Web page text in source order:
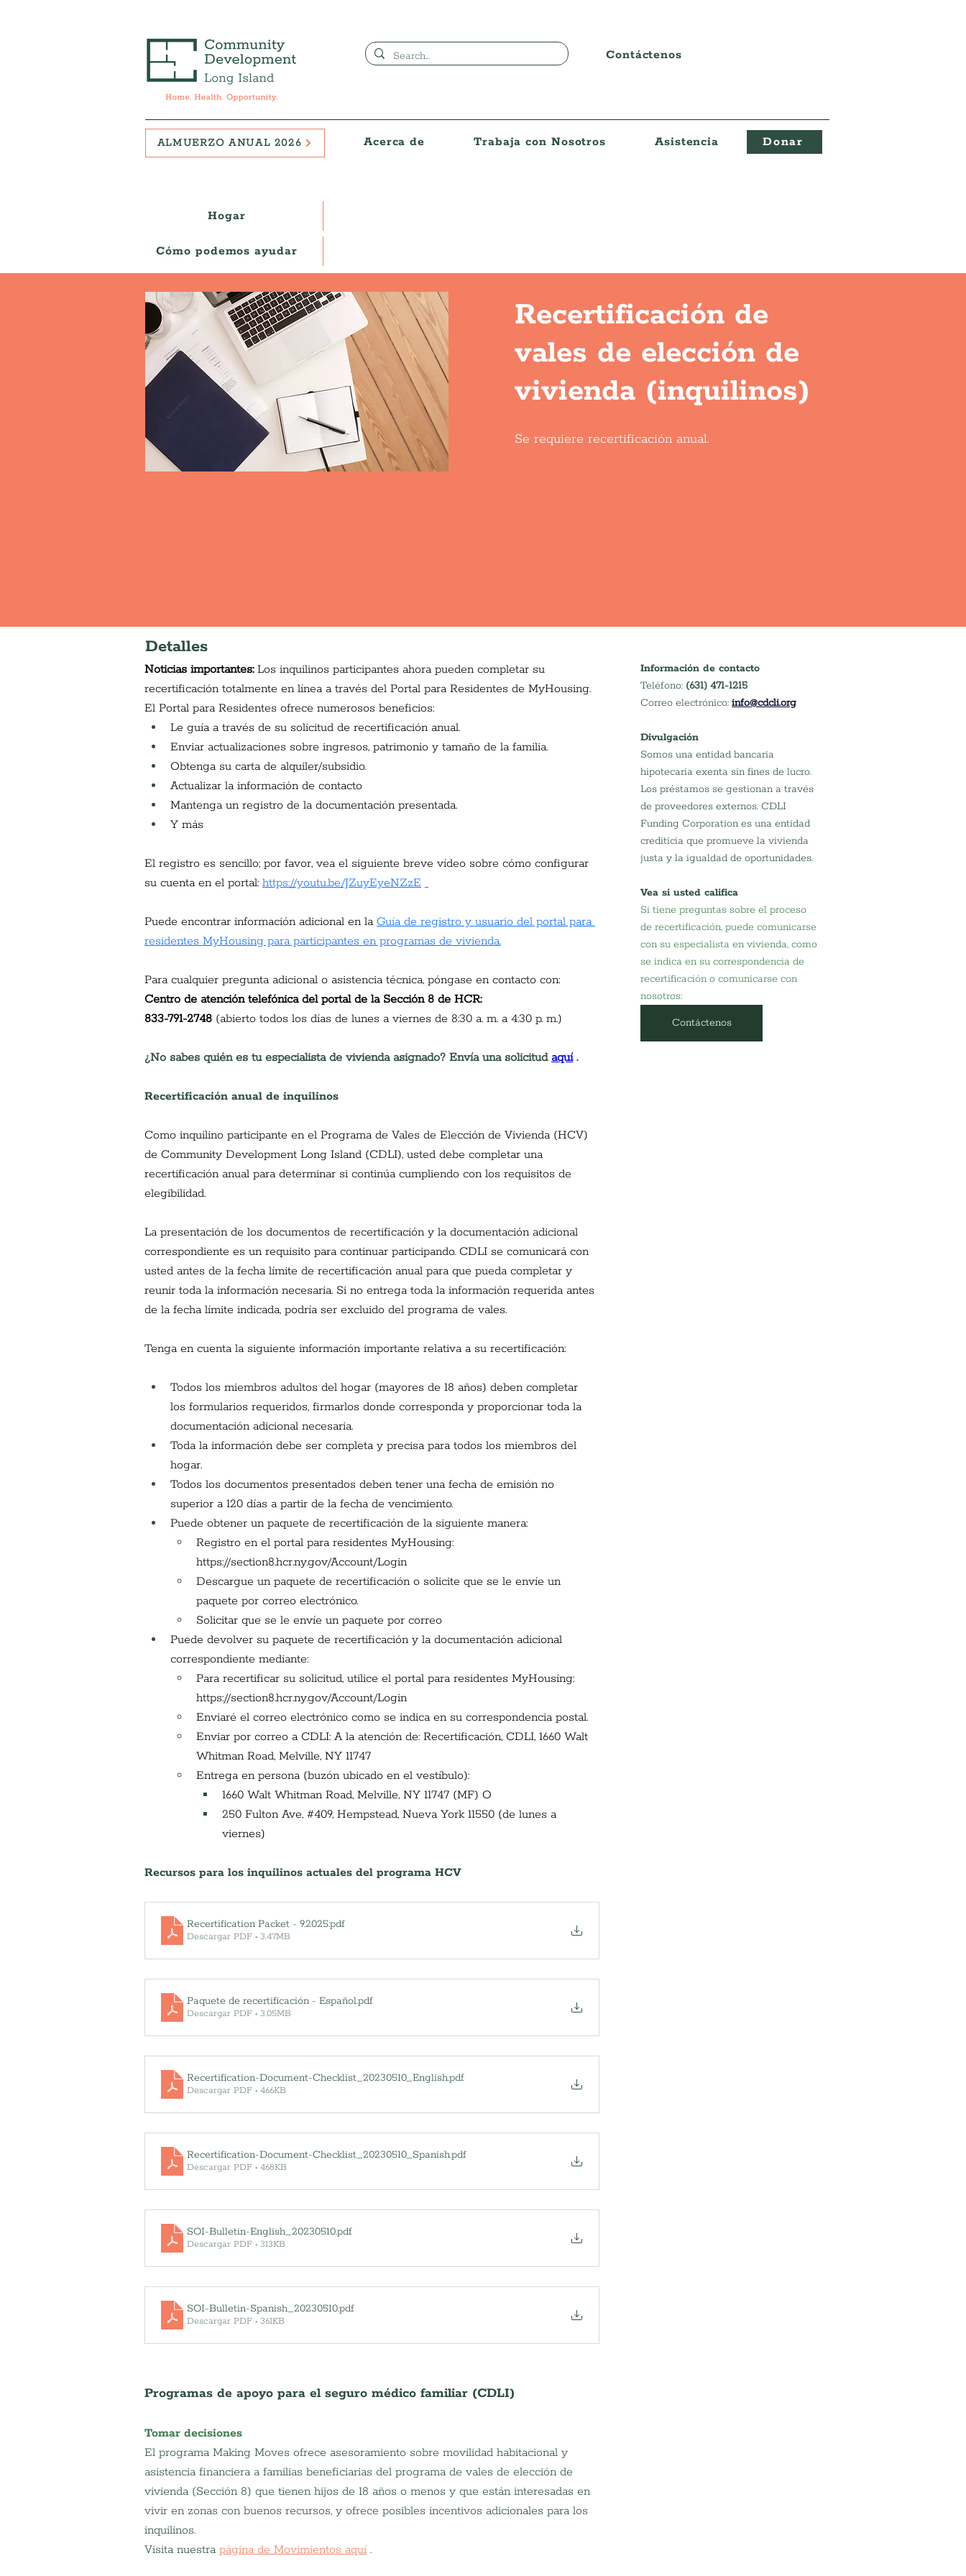
Contáctenos
ALMUERZO ANUAL 2026 Acerca de Trabaja con Nosotros Asistencia Donar
Hogar
Cómo podemos ayudar
Detalles
Noticias importantes: Los inquilinos participantes ahora pueden completar su
recertificación totalmente en línea a través del Portal para Residentes de MyHousing.
El Portal para Residentes ofrece numerosos beneficios:
Le guía a través de su solicitud de recertificación anual.
Enviar actualizaciones sobre ingresos, patrimonio y tamaño de la familia.
Obtenga su carta de alquiler/subsidio.
Actualizar la información de contacto
Mantenga un registro de la documentación presentada.
Y más
El registro es sencillo; por favor, vea el siguiente breve vídeo sobre cómo configurar
su cuenta en el portal: https://youtu.be/JZuyEyeNZzE
Puede encontrar información adicional en la Guía de registro y usuario del portal para
residentes MyHousing para participantes en programas de vivienda.
Para cualquier pregunta adicional o asistencia técnica, póngase en contacto con:
Centro de atención telefónica del portal de la Sección 8 de HCR:
833-791-2748 (abierto todos los días de lunes a viernes de 8:30 a. m. a 4:30 p. m.)
¿No sabes quién es tu especialista de vivienda asignado? Envía una solicitud aquí .
Recertificación anual de inquilinos
Como inquilino participante en el Programa de Vales de Elección de Vivienda (HCV)
de Community Development Long Island (CDLI), usted debe completar una
recertificación anual para determinar si continúa cumpliendo con los requisitos de
elegibilidad.
La presentación de los documentos de recertificación y la documentación adicional
correspondiente es un requisito para continuar participando. CDLI se comunicará con
usted antes de la fecha límite de recertificación anual para que pueda completar y
reunir toda la información necesaria. Si no entrega toda la información requerida antes
de la fecha límite indicada, podría ser excluido del programa de vales.
Tenga en cuenta la siguiente información importante relativa a su recertificación:
Todos los miembros adultos del hogar (mayores de 18 años) deben completar
los formularios requeridos, firmarlos donde corresponda y proporcionar toda la
documentación adicional necesaria.
Toda la información debe ser completa y precisa para todos los miembros del
hogar.
Todos los documentos presentados deben tener una fecha de emisión no
superior a 120 días a partir de la fecha de vencimiento.
Puede obtener un paquete de recertificación de la siguiente manera:
Registro en el portal para residentes MyHousing:
https://section8.hcr.ny.gov/Account/Login
Descargue un paquete de recertificación o solicite que se le envíe un
paquete por correo electrónico.
Solicitar que se le envíe un paquete por correo
Puede devolver su paquete de recertificación y la documentación adicional
correspondiente mediante:
Para recertificar su solicitud, utilice el portal para residentes MyHousing:
https://section8.hcr.ny.gov/Account/Login
Enviaré el correo electrónico como se indica en su correspondencia postal.
Enviar por correo a CDLI: A la atención de: Recertificación, CDLI, 1660 Walt
Whitman Road, Melville, NY 11747
Entrega en persona (buzón ubicado en el vestíbulo):
1660 Walt Whitman Road, Melville, NY 11747 (MF) O
250 Fulton Ave, #409, Hempstead, Nueva York 11550 (de lunes a
viernes)
Recursos para los inquilinos actuales del programa HCV
Recertification Packet - 9.2025.pdf
Descargar PDF • 3.47MB
Paquete de recertificación - Español.pdf
Descargar PDF • 3.05MB
Recertification-Document-Checklist_20230510_English.pdf
Descargar PDF • 466KB
Recertification-Document-Checklist_20230510_Spanish.pdf
Descargar PDF • 468KB
SOI-Bulletin-English_20230510.pdf
Descargar PDF • 313KB
SOI-Bulletin-Spanish_20230510.pdf
Descargar PDF • 361KB
Programas de apoyo para el seguro médico familiar (CDLI)
Tomar decisiones
El programa Making Moves ofrece asesoramiento sobre movilidad habitacional y
asistencia financiera a familias beneficiarias del programa de vales de elección de
vivienda (Sección 8) que tienen hijos de 18 años o menos y que están interesadas en
vivir en zonas con buenos recursos, y ofrece posibles incentivos adicionales para los
inquilinos.
Visita nuestra página de Movimientos aquí .
Información de contacto
Teléfono: (631) 471-1215
Correo electrónico: info@cdcli.org
Divulgación
Somos una entidad bancaria
hipotecaria exenta sin fines de lucro.
Los préstamos se gestionan a través
de proveedores externos. CDLI
Funding Corporation es una entidad
crediticia que promueve la vivienda
justa y la igualdad de oportunidades.
Vea si usted califica
Si tiene preguntas sobre el proceso
de recertificación, puede comunicarse
con su especialista en vivienda, como
se indica en su correspondencia de
recertificación o comunicarse con
nosotros:
Contáctenos
Recertificación de
vales de elección de
vivienda (inquilinos)
Se requiere recertificación anual.